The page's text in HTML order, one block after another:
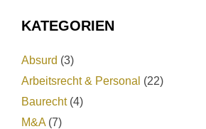
KATEGORIEN
Absurd (3)
Arbeitsrecht & Personal (22)
Baurecht(4)
M&A (7)